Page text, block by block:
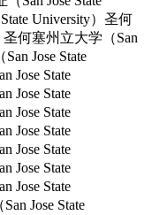
University）圣何
圣何塞州立大学（San
Jose State
Jose State
Jose State
Jose State
Jose State
Jose State
Jose State
Jose State
Jose State